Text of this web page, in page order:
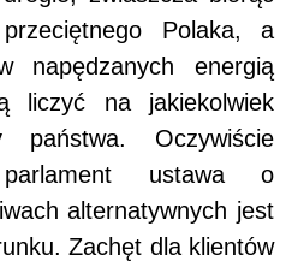
Polaka, a
napędzanych energią
liczyć na jakiekolwiek
Oczywiście
ustawa o
alternatywnych jest
Zachęt dla klientów